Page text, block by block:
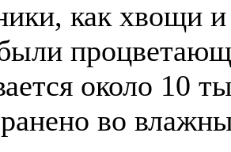
как хвощи
около 10
во